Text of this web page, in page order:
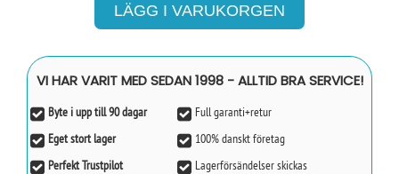
VI HAR VARIT MED SEDAN 1998 - ALLTID BRA SERVICE!
Byte i upp till 90 dagar
Full garanti+retur
Eget stort lager
100% danskt företag
Perfekt Trustpilot
Lagerförsändelser skickas